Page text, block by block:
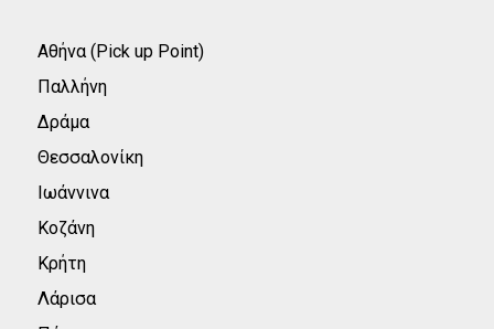
Αθήνα (Pick up Point)
Παλλήνη
Δράμα
Θεσσαλονίκη
Ιωάννινα
Κοζάνη
Κρήτη
Λάρισα